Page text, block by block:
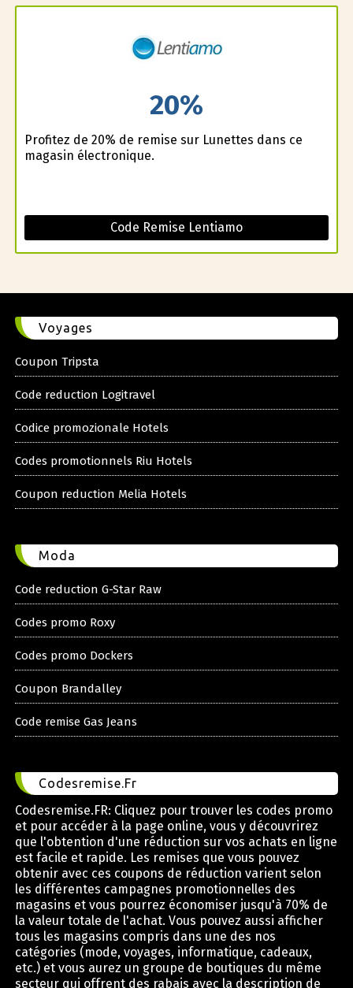
20%
Profitez de 20% de remise sur Lunettes dans ce
magasin électronique.
Code Remise Lentiamo
Voyages
Coupon Tripsta
Code reduction Logitravel
Codice promozionale Hotels
Codes promotionnels Riu Hotels
Coupon reduction Melia Hotels
Moda
Code reduction G-Star Raw
Codes promo Roxy
Codes promo Dockers
Coupon Brandalley
Code remise Gas Jeans
Codesremise.Fr
Codesremise.FR: Cliquez pour trouver les codes promo
et pour accéder à la page online, vous y découvrirez
que l'obtention d'une réduction sur vos achats en ligne
est facile et rapide. Les remises que vous pouvez
obtenir avec ces coupons de réduction varient selon
les différentes campagnes promotionnelles des
magasins et vous pourrez économiser jusqu'à 70% de
la valeur totale de l'achat. Vous pouvez aussi afficher
tous les magasins compris dans une des nos
catégories (mode, voyages, informatique, cadeaux,
etc.) et vous aurez un groupe de boutiques du même
secteur qui offrent des rabais avec la description de